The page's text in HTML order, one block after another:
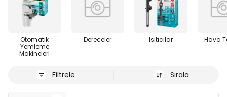
Otomatik
Yemleme
Makineleri
Dereceler Isıtıcılar Hava
Filtrele Sırala